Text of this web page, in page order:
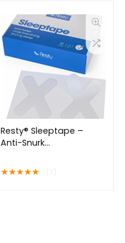
Resty® Sleeptape –
Anti-Snurk
stuks – Mondtape –
Bevordert
★★★★★